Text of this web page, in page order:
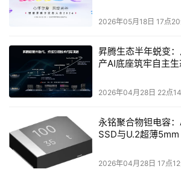
还可以超规格布局机柜设备密度,降低
度需求,灵活应对空调故障、业务量突
的散热不足和供电不足等风险,提高业务
此外,浪潮存储管理软件还能为系统提供
如制冷分析、使用率分析、功耗分析
据场景(通常情况下冷、温、热的数据
15%和5%),浪潮存储提供高密框、硬盘
档存储等面向不同场景的解决方案。
2026年05月18日 17点
昇腾生态半年蜕变
产AI底座筑牢自主
2026年04月28日 22点
永铭聚合物钽电容
SSD与U.2超薄
2026年04月28日 17点